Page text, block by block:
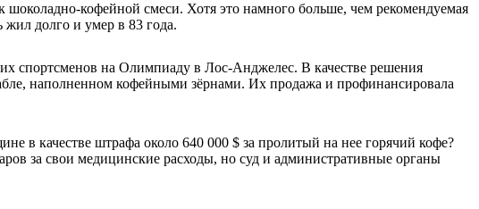
кофейной смеси. Хотя это намного больше, чем рекомендуемая
жил долго и умер в 83 года.
спортсменов на Олимпиаду в Лос-Анджелес. В качестве решения
наполненном кофейными зёрнами. Их продажа и профинансировала
в качестве штрафа около 640 000 $ за пролитый на нее горячий кофе?
за свои медицинские расходы, но суд и административные органы